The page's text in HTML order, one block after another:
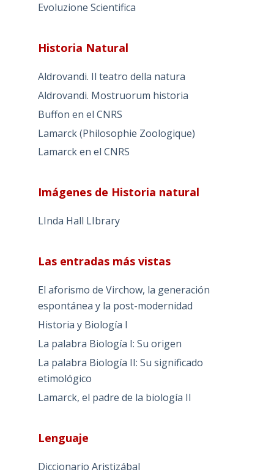
Evoluzione Scientifica
Historia Natural
Aldrovandi. Il teatro della natura
Aldrovandi. Mostruorum historia
Buffon en el CNRS
Lamarck (Philosophie Zoologique)
Lamarck en el CNRS
Imágenes de Historia natural
LInda Hall LIbrary
Las entradas más vistas
El aforismo de Virchow, la generación
espontánea y la post-modernidad
Historia y Biología I
La palabra Biología I: Su origen
La palabra Biología II: Su significado
etimológico
Lamarck, el padre de la biología II
Lenguaje
Diccionario Aristizábal